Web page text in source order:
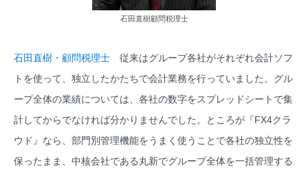
石田直樹顧問税理士
石田直樹・顧問税理士 従来はグループ各社がそれぞれ会計ソフ
トを使って、独立したかたちで会計業務を行っていました。グル
ープ全体の業績については、各社の数字をスプレッドシートで集
計してからでなければ分かりませんでした。ところが『FX4クラ
ウド』なら、部門別管理機能をうまく使うことで各社の独立性を
保ったまま、中核会社である丸新でグループ全体を一括管理する